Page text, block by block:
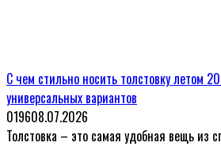
С чем стильно носить толстовку летом
универсальных вариантов
019608.07.2026
Толстовка – это самая удобная вещь из